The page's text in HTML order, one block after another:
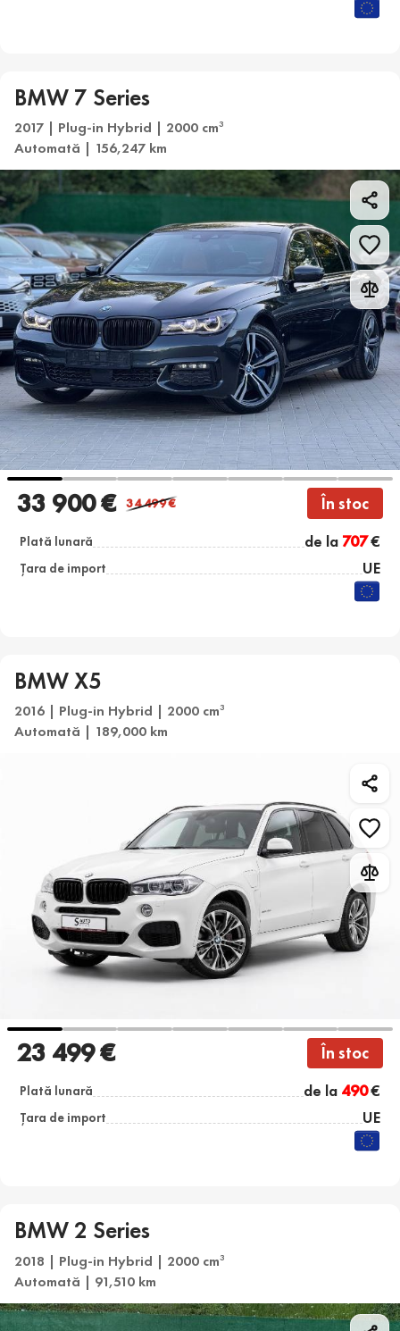
BMW 7 Series
2017 | Plug-in Hybrid | 2000 cm3
Automată | 156,247 km
33 900 € 34 499€ În stoc
Plată lunară de la 707€
Țara de import UE
BMW X5
2016 | Plug-in Hybrid | 2000 cm3
Automată | 189,000 km
23 499 € În stoc
Plată lunară de la 490€
Țara de import UE
BMW 2 Series
2018 | Plug-in Hybrid | 2000 cm3
Automată | 91,510 km